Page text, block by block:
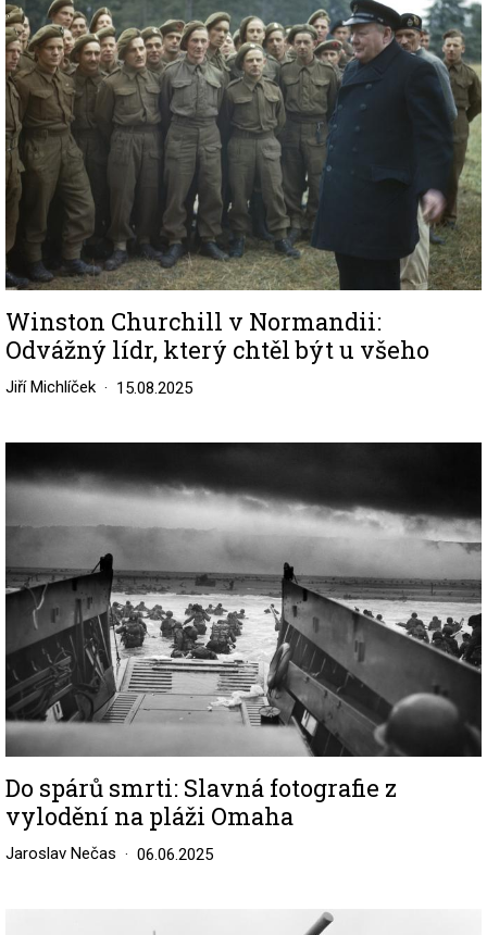
Winston Churchill v Normandii:
Odvážný lídr, který chtěl být u všeho
Jiří Michlíček 15.08.2025
Do spárů smrti: Slavná fotografie z
vylodění na pláži Omaha
Jaroslav Nečas 06.06.2025